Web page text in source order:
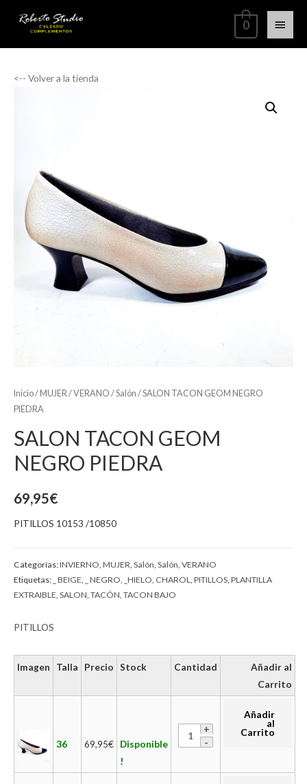
0
<-- Volver a la tienda
Inicio/ MUJER /VERANO /Salón / SALON TACON GEOM NEGRO
PIEDRA
SALON TACON GEOM
NEGRO PIEDRA
69,95€
PITILLOS 10153 /10850
Categorías:INVIERNO MUJER Salón Salón VERANO
Etiquetas: _ BEIGE _ NEGRO _HIELO CHAROL PITILLOS PLANTILLA
EXTRAIBLE SALON TACÓN TACON BAJO
PITILLOS
Imagen Talla Precio Stock Cantidad
Añadir al
Carrito
36 69,95€ Disponible
!
Añadir
al
Carrito